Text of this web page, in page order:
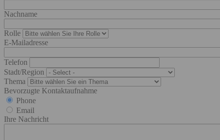
Nachname
Rolle
E-Mailadresse
Telefon
Stadt/Region
Thema
Bevorzugte Kontaktaufnahme
Phone
Email
Ihre Nachricht